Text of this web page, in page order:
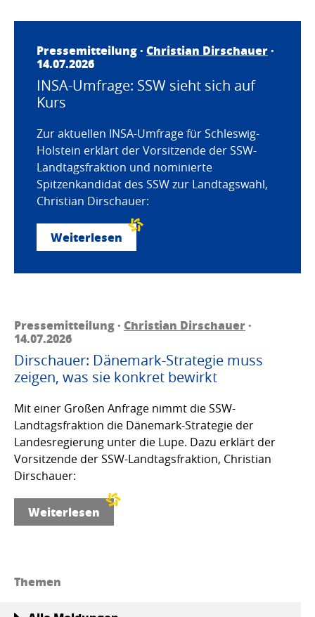
Pressemitteilung · Christian Dirschauer·
14.07.2026
INSA-Umfrage: SSW sieht sich auf
Kurs
Zur aktuellen INSA-Umfrage für Schleswig-
Holstein erklärt der Vorsitzende der SSW-
Landtagsfraktion und nominierte
Spitzenkandidat des SSW zur Landtagswahl,
Christian Dirschauer:
Weiterlesen
Pressemitteilung · Christian Dirschauer·
14.07.2026
Dirschauer: Dänemark-Strategie muss
zeigen, was sie konkret bewirkt
Mit einer Großen Anfrage nimmt die SSW-
Landtagsfraktion die Dänemark-Strategie der
Landesregierung unter die Lupe. Dazu erklärt der
Vorsitzende der SSW-Landtagsfraktion, Christian
Dirschauer:
Weiterlesen
Themen